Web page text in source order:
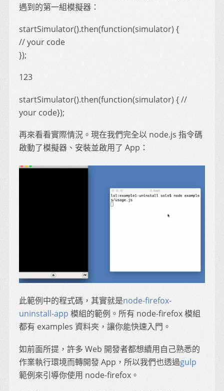
遇到的第一組模擬器：
startSimulator().then(function(simulator) {
// your code
});
123
startSimulator().then(function(simulator) { //
your code});
再來看看實際情況。現在我們完全以 node.js 指令碼
啟動了模擬器、安裝並啟用了 App：
此範例中的程式碼，其實就是node-firefox-
uninstall-app 模組的範例。所有 node-firefox 模組
都有 examples 資料夾，讓你能快速入門。
如前面所提，許多 Web 開發者都想續用自己熟悉的
作業執行環境而轉開發 App，所以我們也透過gulp
範例來引導你使用 node-firefox。